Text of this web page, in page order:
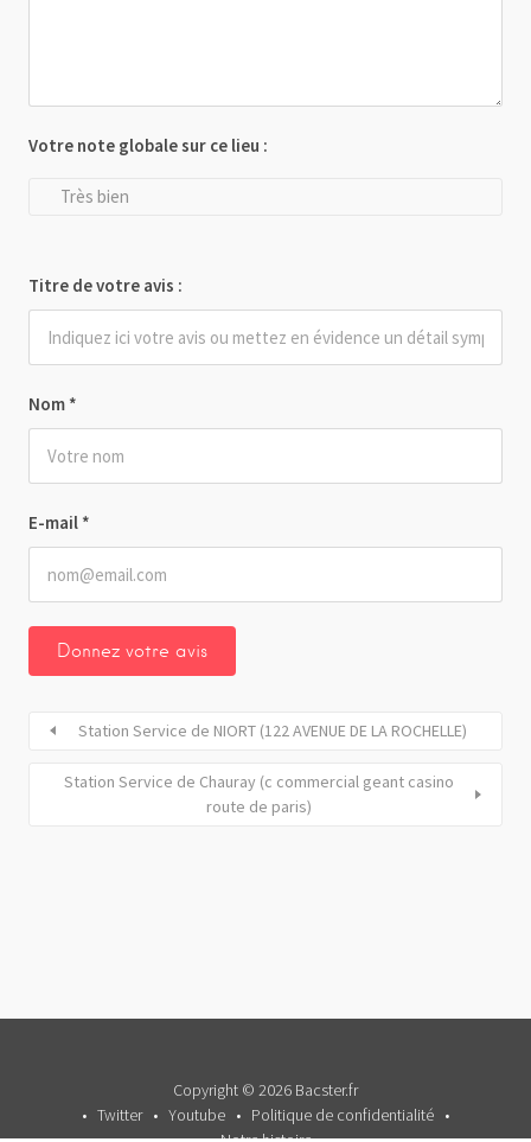
Nom *
E-mail *
Votre note globale sur ce lieu :
Très bien
Titre de votre avis :
Station Service de NIORT (122 AVENUE DE LA ROCHELLE)
Station Service de Chauray (c commercial geant casino
route de paris)
Copyright © 2026 Bacster.fr
Twitter
Youtube
Politique de confidentialité